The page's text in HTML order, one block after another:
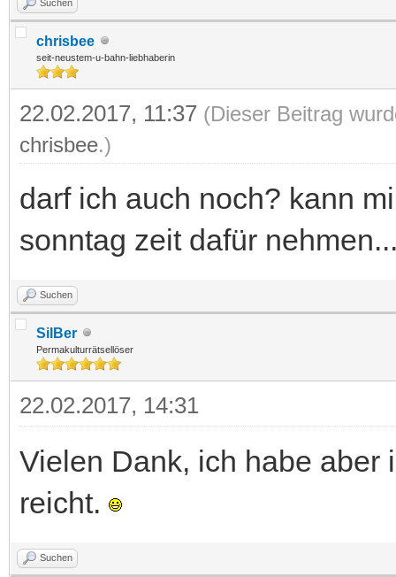
Suchen
chrisbee
seit-neustem-u-bahn-liebhaberin
22.02.2017, 11:37 (Dieser Beitrag
chrisbee.)
darf ich auch noch? kann
sonntag zeit dafür
Suchen
SilBer
Permakulturrätsellöser
22.02.2017, 14:31
Vielen Dank, ich habe aber
reicht.
Suchen